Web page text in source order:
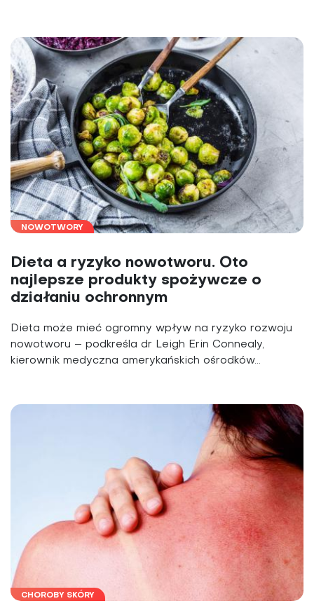
NOWOTWORY
Dieta a ryzyko nowotworu. Oto
najlepsze produkty spożywcze o
działaniu ochronnym
Dieta może mieć ogromny wpływ na ryzyko rozwoju
nowotworu – podkreśla dr Leigh Erin Connealy,
kierownik medyczna amerykańskich ośrodków...
CHOROBY SKÓRY